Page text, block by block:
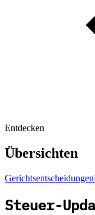
Entdecken
Übersichten
Gerichtsentscheidungen
Steuer-